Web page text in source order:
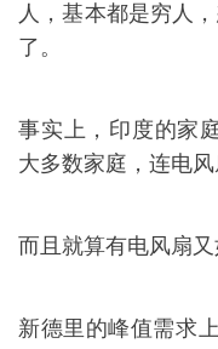
人，基本都是穷人
了。
事实上，印度的家
大多数家庭，连电风
而且就算有电风扇又
新德里的峰值需求